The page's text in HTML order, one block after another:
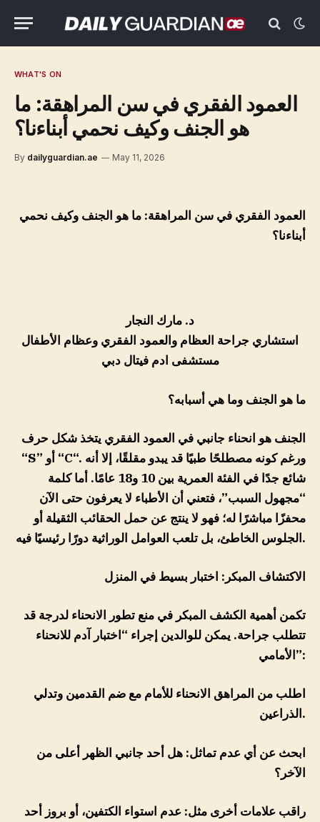
WHAT'S ON
العمود الفقري في سن المراهقة: ما
هو الجنف وكيف نحمي أبناءنا؟
By dailyguardian.ae May 11, 2026
العمود الفقري في سن المراهقة: ما هو الجنف وكيف نحمي
أبناءنا؟
د. مارك النجار
استشاري جراحة العظام والعمود الفقري وعظام الأطفال
مستشفى ادم فيتال دبي
ما هو الجنف وما هي أسبابه؟
الجنف هو انحناء جانبي في العمود الفقري يتخذ شكل حرف
“S ” أو “C“. ورغم كونه مصطلحًا طبيًا قد يبدو مقلقًا، إلا أنه
شائع جدًا في الفئة العمرية بين 10 و18 عامًا. أما كلمة
“مجهول السبب”، فتعني أن الأطباء لا يعرفون حتى الآن
محفزًا مباشرًا له؛ فهو لا ينتج عن حمل الحقائب الثقيلة أو
الجلوس الخاطئ، بل تلعب العوامل الوراثية دورًا رئيسيًا فيه.
الاكتشاف المبكر: اختبار بسيط في المنزل
تكمن أهمية الكشف المبكر في منع تطور الانحناء لدرجة قد
تتطلب جراحة. يمكن للوالدين إجراء “اختبار آدم للانحناء
الأمامي”:
اطلب من المراهق الانحناء للأمام مع ضم القدمين وتدلي
الذراعين.
ابحث عن أي عدم تماثل: هل أحد جانبي الظهر أعلى من
الآخر؟
راقب علامات أخرى مثل: عدم استواء الكتفين، أو بروز أحد